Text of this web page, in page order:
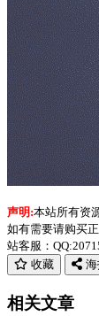
声明:本站所有资
如有需要请购买
站客服：
收藏
海
相关文章